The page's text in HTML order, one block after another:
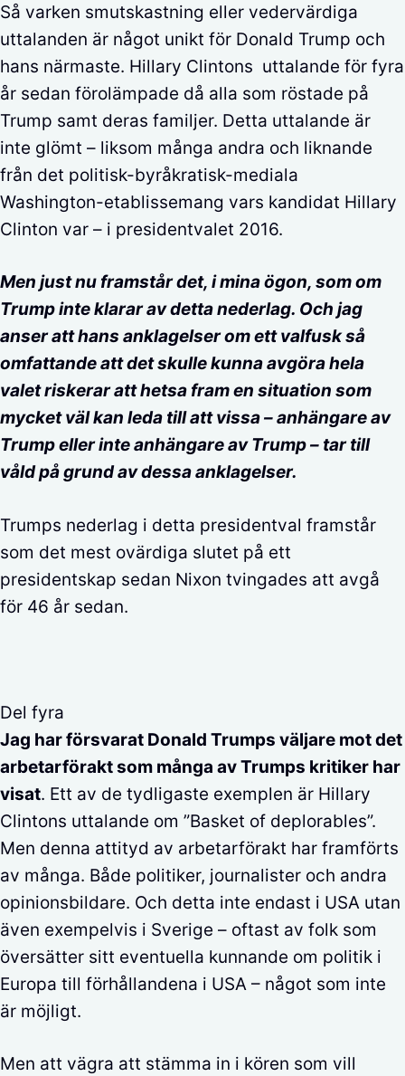
Så varken smutskastning eller vedervärdiga
uttalanden är något unikt för Donald Trump och
hans närmaste. Hillary Clintons uttalande för fyra
år sedan förolämpade då alla som röstade på
Trump samt deras familjer. Detta uttalande är
inte glömt – liksom många andra och liknande
från det politisk-byråkratisk-mediala
Washington-etablissemang vars kandidat Hillary
Clinton var – i presidentvalet 2016.
Men just nu framstår det, i mina ögon, som om
Trump inte klarar av detta nederlag. Och jag
anser att hans anklagelser om ett valfusk så
omfattande att det skulle kunna avgöra hela
valet riskerar att hetsa fram en situation som
mycket väl kan leda till att vissa – anhängare av
Trump eller inte anhängare av Trump – tar till
våld på grund av dessa anklagelser.
Trumps nederlag i detta presidentval framstår
som det mest ovärdiga slutet på ett
presidentskap sedan Nixon tvingades att avgå
för 46 år sedan.
Del fyra
Jag har försvarat Donald Trumps väljare mot det
arbetarförakt som många av Trumps kritiker har
visat. Ett av de tydligaste exemplen är Hillary
Clintons uttalande om ”Basket of deplorables”.
Men denna attityd av arbetarförakt har framförts
av många. Både politiker, journalister och andra
opinionsbildare. Och detta inte endast i USA utan
även exempelvis i Sverige – oftast av folk som
översätter sitt eventuella kunnande om politik i
Europa till förhållandena i USA – något som inte
är möjligt.
Men att vägra att stämma in i kören som vill